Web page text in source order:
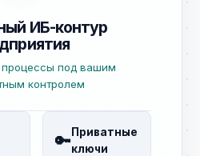
ИБ-контур
под вашим
контролем
🔑 Приватные
ключи